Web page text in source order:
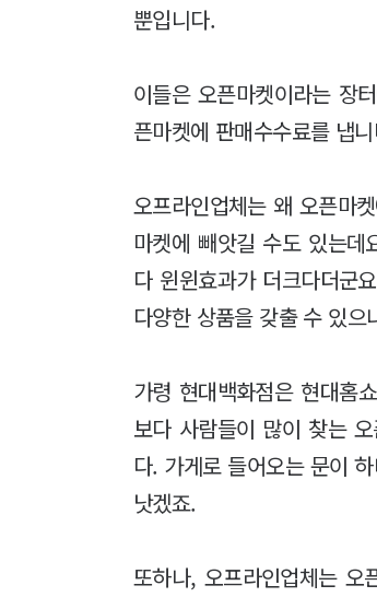
뿐입니다.
이들은 오픈마켓이라는 장
픈마켓에 판매수수료를 냅
오프라인업체는 왜 오픈마
마켓에 빼앗길 수도 있는
다 윈윈효과가 더크다더군
다양한 상품을 갖출 수 있으
가령 현대백화점은 현대홈
보다 사람들이 많이 찾는
다. 가게로 들어오는 문이
낫겠죠.
또하나, 오프라인업체는 오